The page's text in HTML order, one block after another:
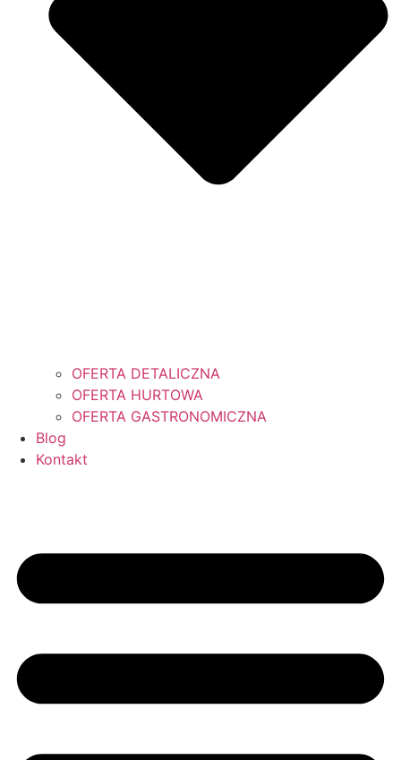
OFERTA DETALICZNA
OFERTA HURTOWA
OFERTA GASTRONOMICZNA
Blog
Kontakt